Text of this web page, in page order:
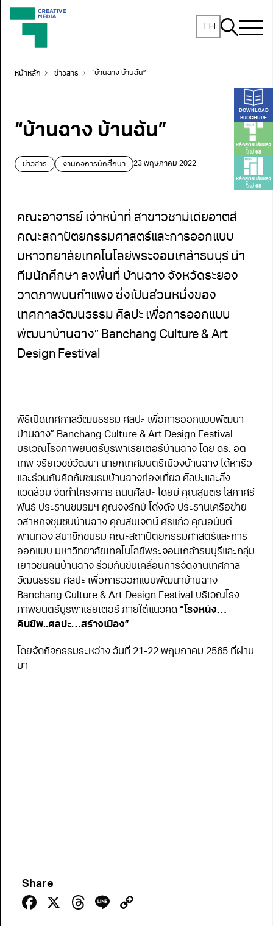
TH
DOWNLOAD
BROCHURE
หลักสูตรปรับปรุง
ใหม่ 68
หลักสูตรปรับปรุง
ใหม่ 68
หน้าหลัก ข่าวสาร “บ้านฉาง บ้านฉัน”
“บ้านฉาง บ้านฉัน”
ข่าวสาร งานกิจการนักศึกษา 23 พฤษภาคม 2022
คณะอาจารย์ เจ้าหน้าที่ สาขาวิชามีเดียอาตส์
คณะสถาปัตยกรรมศาสตร์และการออกแบบ
มหาวิทยาลัยเทคโนโลยีพระจอมเกล้าธนบุรี นำ
ทีมนักศึกษา ลงพื้นที่ บ้านฉาง จังหวัดระยอง
วาดภาพบนกำแพง ซึ่งเป็นส่วนหนึ่งของ
เทศกาลวัฒนธรรม ศิลปะ เพื่อการออกแบบ
พัฒนาบ้านฉาง” Banchang Culture & Art
Design Festival
พิธีเปิดเทศกาลวัฒนธรรม ศิลปะ เพื่อการออกแบบพัฒนา
บ้านฉาง” Banchang Culture & Art Design Festival
บริเวณโรงภาพยนตร์บูรพาเธียเตอร์บ้านฉาง โดย ดร. อติ
เทพ จริย​เวช​ช์​วัฒนา​ นายก​เทศมนตรี​เมือง​บ้านฉาง​ ได้หารือ
และร่วมกันคิดกับชมรม​บ้านฉาง​ท่องเที่ยว ศิลปะและสิ่ง
แวดล้อม จัดทำโครงการ ถนนศิลปะ โดยมี คุณสุมิตร โสภาศรี
พันธ์ ประธาน​ชมรมฯ คุณจงรักษ์ โด่งดัง ประธานเครือข่าย
วิสาหกิจชุนชนบ้านฉาง คุณสมเจตน์ ศรแก้ว คุณอนันต์
พานทอง สมาชิกชมรม คณะสถาปัตยกรรมศาสตร์และการ
ออกแบบ มหาวิทยาลัยเทคโนโลยีพระจอมเกล้าธนบุรีและกลุ่ม
เยาวชนคนบ้านฉาง ร่วมกันขับเคลื่อนการจัดงานเทศกาล
วัฒนธรรม ศิลปะ เพื่อการออกแบบพัฒนาบ้านฉาง
Banchang Culture & Art Design Festival บริเวณโรง
ภาพยนตร์บูรพาเธียเตอร์ ภายใต้แนวคิด “โรงหนัง…
คืนชีพ..ศิลปะ…สร้างเมือง”
โดยจัดกิจกรรมระหว่าง วันที่ 21-22 พฤษภาคม 2565 ที่ผ่าน
มา
Share
Facebook
X Threads
Line